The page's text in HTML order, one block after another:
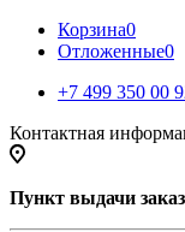
Корзина0
Отложенные0
+7 499 350 00
Контактная
Пункт выдачи